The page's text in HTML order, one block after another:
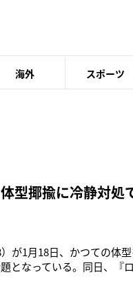
海外 スポーツ
型揶揄に冷静対処
が1月18日、かつての体
となっている。同日、『
える広瀬の写真とともに